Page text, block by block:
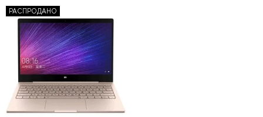
Fi/Bluetooth/Windows 10
Home) Silver JYU4138CN
РАСПРОДАНО